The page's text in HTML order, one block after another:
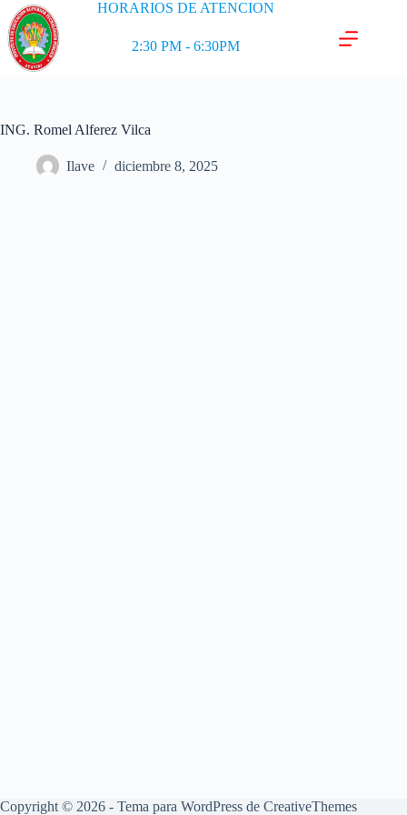
HORARIOS DE ATENCION
2:30 PM - 6:30PM
ING. Romel Alferez Vilca
Ilave diciembre 8, 2025
Copyright © 2026 - Tema para WordPress de CreativeThemes